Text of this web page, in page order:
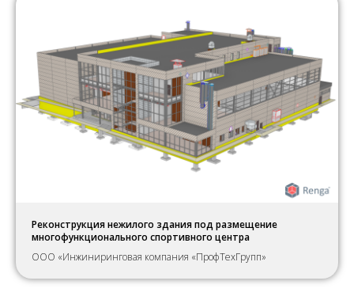
Реконструкция нежилого здания под размещение
многофункционального спортивного центра
ООО «Инжиниринговая компания «ПрофТехГрупп»